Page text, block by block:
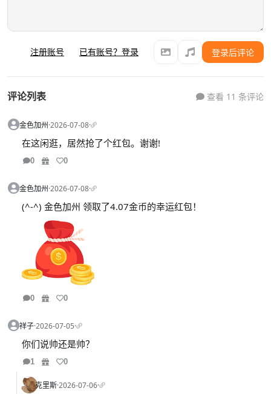
注册账号 已有账号？登录 登录后评论
评论列表 查看 11 条评论
金色加州·2026-07-08·
在这闲逛，居然抢了个红包。谢谢!
0 0
金色加州·2026-07-08·
(^-^) 金色加州 领取了4.07金币的幸运红包！
0 0
祥子·2026-07-05·
你们说帅还是帅？
1 0
克里斯·2026-07-06·